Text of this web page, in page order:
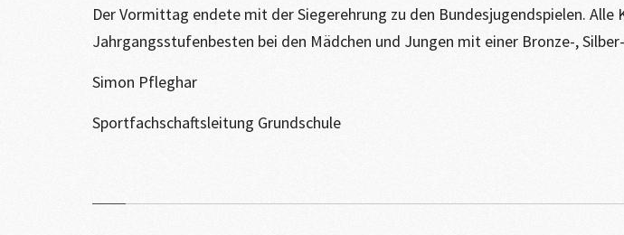
Der Vormittag endete mit der Siegerehrung zu den Bundesjugendspielen.
Jahrgangsstufenbesten bei den Mädchen und Jungen mit einer Bronze-,
Simon Pfleghar
Sportfachschaftsleitung Grundschule